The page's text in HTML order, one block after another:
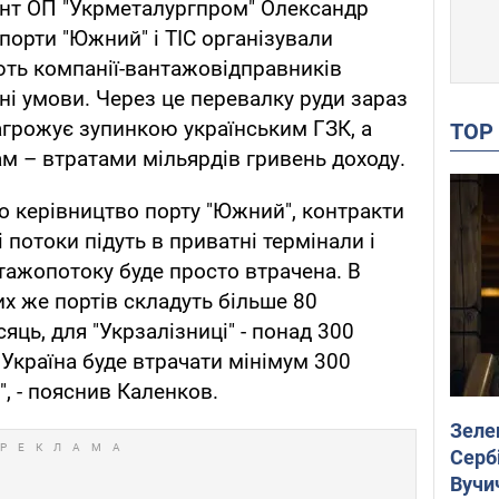
ОП "Укрметалургпром" Олександр
"Южний" і ТІС організували
компанії-вантажовідправників
умови. Через це перевалку руди зараз
зупинкою українським ГЗК, а
– втратами мільярдів гривень доходу.
керівництво порту "Южний", контракти
підуть в приватні термінали і
буде просто втрачена. В
же портів складуть більше 80
для "Укрзалізниці" - понад 300
буде втрачати мінімум 300
- пояснив Каленков.